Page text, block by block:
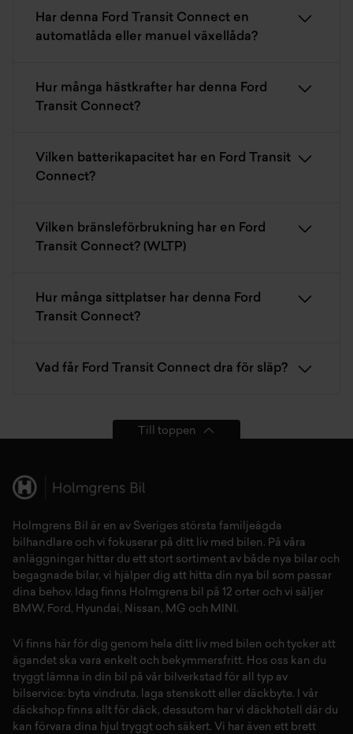
Har denna Ford Transit Connect en
automatlåda eller manuel växellåda?
Hur många hästkrafter har denna Ford
Transit Connect?
Vilken batterikapacitet har en Ford Transit
Connect?
Vilken bränsleförbrukning har en Ford
Transit Connect? (WLTP)
Hur många sittplatser har denna Ford
Transit Connect?
Vad får Ford Transit Connect dra för släp?
Till toppen
Holmgrens Bil är en av Sveriges största familjeägda
bilhandlare och vi fokuserar på ditt liv med bilen. På våra
anläggningar hittar du ett stort sortiment av både nya bilar och
begagnade bilar, vi hjälper dig att hitta din nya bil som passar
dina behov. Idag finns Holmgrens bil på 12 orter och vi säljer
BMW, Ford , Hyundai, Nissan , MG och MINI .
Vi finns här för dig genom hela ditt liv med bilen och tycker att
ägandet ska vara enkelt och bekymmersfritt. Hos oss kan du
tryggt lämna in din bil på vår bilverkstad för all typ av
bilservice: byta vindruta, laga stenskott eller däckbyte. I vår
däckshop finns allt för däck, dessutom har vi däckhotell d är du
kan förvara dina hjul tryggt och säkert. Vi har även ett brett